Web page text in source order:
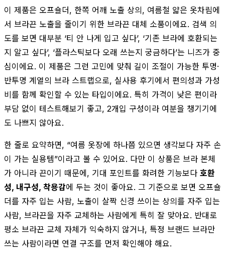
이 제품은 오프숄더, 한쪽 어깨 노출 상의, 여름철 얇은 옷차림에
서 브라끈 노출을 줄이기 위한 브라끈 대체 소품이에요. 검색 의
도를 보면 대부분 ‘티 안 나게 입고 싶다’, ‘기존 브라에 호환되는
지 알고 싶다’, ‘플라스틱보다 오래 쓰는지 궁금하다’는 니즈가 중
심이에요. 이 제품은 그런 고민에 맞춰 길이 조절이 가능한 투명·
반투명 계열의 브라 스트랩으로, 실사용 후기에서 편의성과 가성
비를 함께 확인할 수 있는 타입이에요. 특히 가격이 낮은 편이라
부담 없이 테스트해보기 좋고, 2개입 구성이라 여분을 챙기기에
도 나쁘지 않아요.
한 줄로 요약하면, “여름 옷장에 하나쯤 있으면 생각보다 자주 손
이 가는 실용템”이라고 볼 수 있어요. 다만 이 상품은 브라 본체
가 아니라 끈이기 때문에, 기대 포인트를 화려한 기능보다 호환
성, 내구성, 착용감에 두는 것이 좋아요. 그 기준으로 보면 오프숄
더를 자주 입는 사람, 노출이 살짝 신경 쓰이는 상의를 자주 입는
사람, 브라끈을 자주 교체하는 사람에게 특히 잘 맞아요. 반대로
평소 브라끈 교체 자체가 익숙하지 않거나, 특정 브랜드 브라만
쓰는 사람이라면 연결 구조를 먼저 확인해야 해요.